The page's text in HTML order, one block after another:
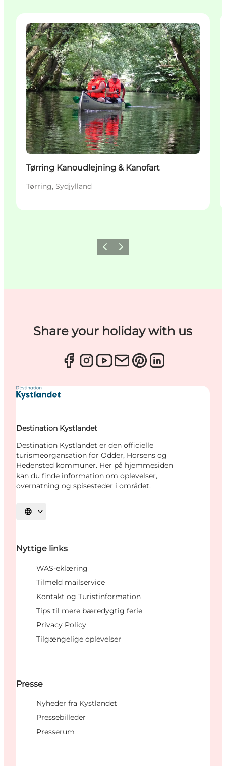
Aktiviteter
Tørring Kanoudlejning & Kanofart
Tørring, Sydjylland
ForrigeNæste
Share your holiday with us
Destination Kystlandet
Destination Kystlandet er den officielle
turismeorgansation for Odder, Horsens og
Hedensted kommuner. Her på hjemmesiden
kan du finde information om oplevelser,
overnatning og spisesteder i området.
Vælg sprog
Nyttige links
WAS-eklæring
Tilmeld mailservice
Kontakt og Turistinformation
Tips til mere bæredygtig ferie
Privacy Policy
Tilgængelige oplevelser
Presse
Nyheder fra Kystlandet
Pressebilleder
Presserum